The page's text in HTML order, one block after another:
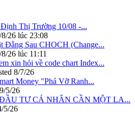
Thị Trường 10/08 -...
8/26 lúc 23:08
Đằng Sau CHOCH (Change...
8/26 lúc 11:11
xin hỏi về code chart Index...
8/7/26
Money "Phá Vỡ Ranh...
5/26
TƯ CÁ NHÂN CẦN MỘT LA...
5/26